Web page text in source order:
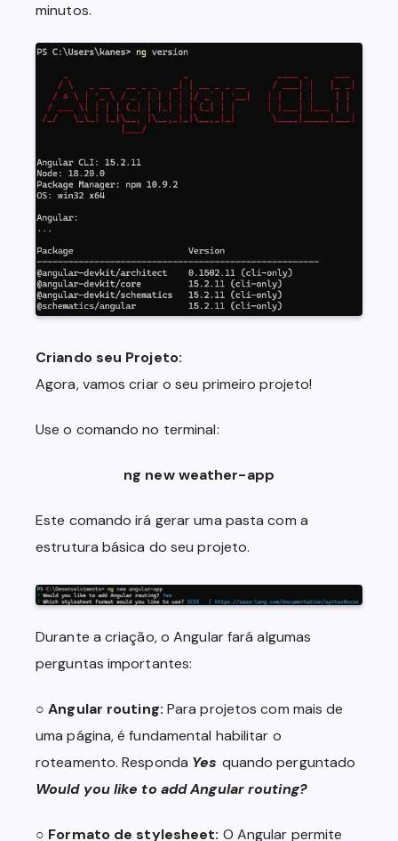
minutos.
Criando seu Projeto:
Agora, vamos criar o seu primeiro projeto!
Use o comando no terminal:
ng new weather-app
Este comando irá gerar uma pasta com a
estrutura básica do seu projeto.
Durante a criação, o Angular fará algumas
perguntas importantes:
○Angular routing: Para projetos com mais de
uma página, é fundamental habilitar o
roteamento. Responda Yes quando perguntado
Would you like to add Angular routing?
○ Formato de stylesheet: O Angular permite